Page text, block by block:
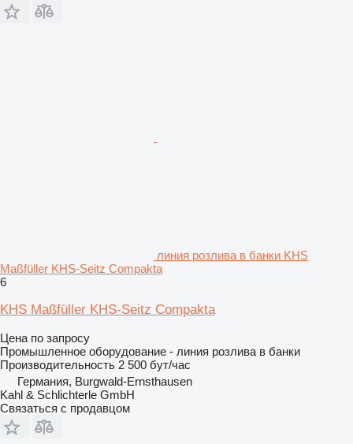
линия розлива в банки KHS
Maßfüller KHS-Seitz Compakta
6
KHS Maßfüller KHS-Seitz Compakta
Цена по запросу
Промышленное оборудование - линия розлива в банки
Производительность 2 500 бут/час
Германия, Burgwald-Ernsthausen
Kahl & Schlichterle GmbH
Связаться с продавцом